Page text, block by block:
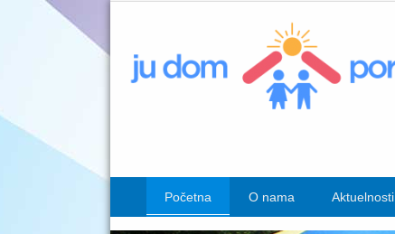
Početna O nama Aktuelnosti